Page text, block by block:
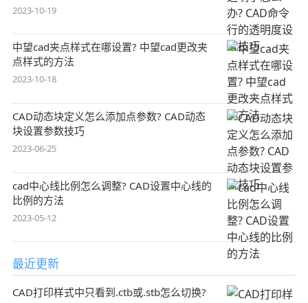
2023-10-19
中望cad夹点样式在哪设置? 中望cad更改夹
点样式的方法
2023-10-18
CAD动态块定义怎么添加点参数? CAD动态
块设置参数技巧
2023-06-25
cad中心线比例怎么调整? CAD设置中心线的
比例的方法
2023-05-12
最近更新
CAD打印样式中只看到.ctb或.stb怎么切换?